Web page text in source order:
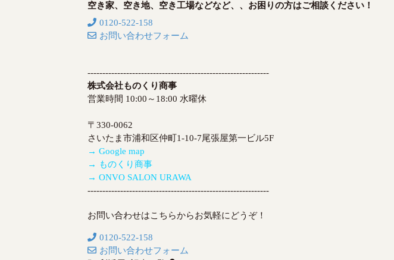
空き家、空き地、空き工場などなど、、お困りの方はご相談ください！
0120-522-158
お問い合わせフォーム
-------------------------------------------------------------
株式会社ものくり商事
営業時間 10:00～18:00 水曜休
〒330-0062
さいたま市浦和区仲町1-10-7尾張屋第一ビル5F
→ Google map
→ ものくり商事
→ ONVO SALON URAWA
-------------------------------------------------------------
お問い合わせはこちらからお気軽にどうぞ！
0120-522-158
お問い合わせフォーム